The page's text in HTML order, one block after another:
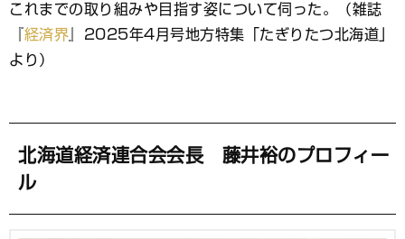
これまでの取り組みや目指す姿について伺った。（雑誌
経済界 』2025年4月号地方特集「たぎりたつ北海道」
より）
北海道経済連合会会長 藤井裕のプロフィー
ル